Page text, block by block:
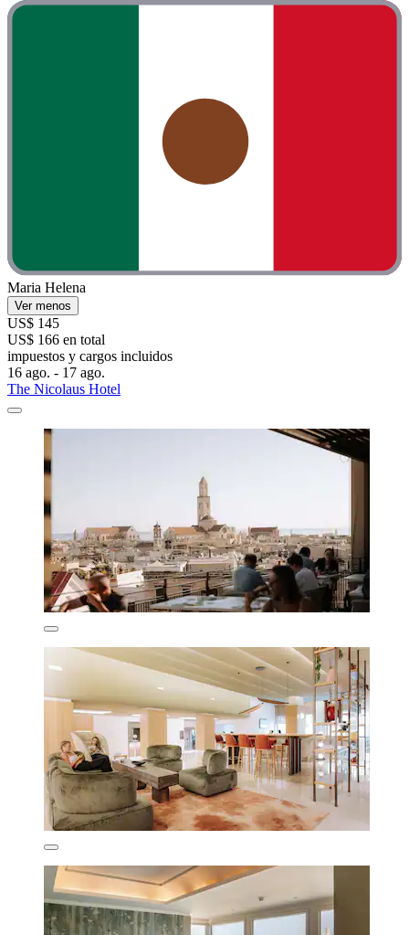
Maria Helena
Ver menos
US$ 145
US$ 166 en total
impuestos y cargos incluidos
16 ago. - 17 ago.
The Nicolaus Hotel